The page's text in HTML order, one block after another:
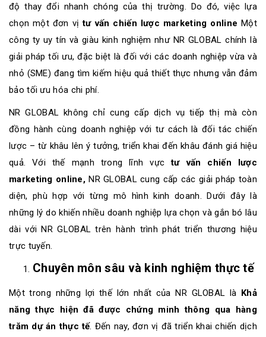
độ thay đổi nhanh chóng của thị trường. Do đó, việc lựa
chọn một đơn vị tư vấn chiến lược marketing onlineMột
công ty uy tín và giàu kinh nghiệm như NR GLOBAL chính là
giải pháp tối ưu, đặc biệt là đối với các doanh nghiệp vừa và
nhỏ (SME) đang tìm kiếm hiệu quả thiết thực nhưng vẫn đảm
bảo tối ưu hóa chi phí.
NR GLOBAL không chỉ cung cấp dịch vụ tiếp thị mà còn
đồng hành cùng doanh nghiệp với tư cách là đối tác chiến
lược – từ khâu lên ý tưởng, triển khai đến khâu đánh giá hiệu
quả. Với thế mạnh trong lĩnh vực tư vấn chiến lược
marketing online,NR GLOBAL cung cấp các giải pháp toàn
diện, phù hợp với từng mô hình kinh doanh. Dưới đây là
những lý do khiến nhiều doanh nghiệp lựa chọn và gắn bó lâu
dài với NR GLOBAL trên hành trình phát triển thương hiệu
trực tuyến.
Chuyên môn sâu và kinh nghiệm thực tế
Một trong những lợi thế lớn nhất của NR GLOBAL là Khả
năng thực hiện đã được chứng minh thông qua hàng
trăm dự án thực tế. Đến nay, đơn vị đã triển khai chiến dịch